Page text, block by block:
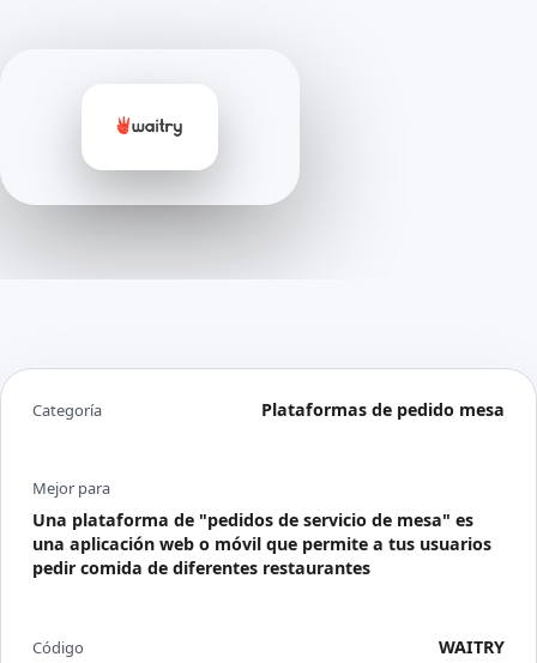
Categoría Plataformas de pedido mesa
Mejor para
Una plataforma de "pedidos de servicio de mesa" es
una aplicación web o móvil que permite a tus usuarios
pedir comida de diferentes restaurantes
Código WAITRY